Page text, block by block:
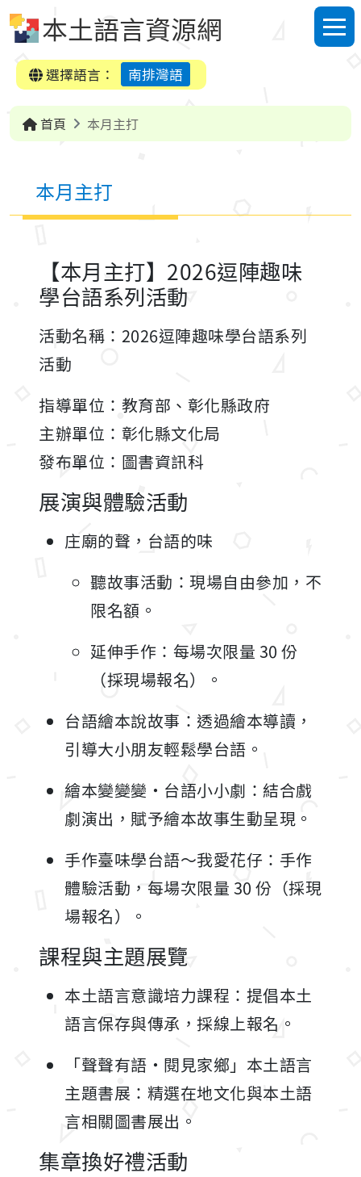
本土語言資源網
選單
選擇語言：
南排灣語
首頁 本月主打
本月主打
【本月主打】2026逗陣趣味
學台語系列活動
活動名稱：2026逗陣趣味學台語系列
活動
指導單位：教育部、彰化縣政府
主辦單位：彰化縣文化局
發布單位：圖書資訊科
展演與體驗活動
庄廟的聲，台語的味
聽故事活動：現場自由參加，不
限名額。
延伸手作：每場次限量 30 份
（採現場報名）。
台語繪本說故事：透過繪本導讀，
引導大小朋友輕鬆學台語。
繪本變變變・台語小小劇：結合戲
劇演出，賦予繪本故事生動呈現。
手作臺味學台語～我愛花仔：手作
體驗活動，每場次限量 30 份（採現
場報名）。
課程與主題展覽
本土語言意識培力課程：提倡本土
語言保存與傳承，採線上報名。
「聲聲有語・閱見家鄉」本土語言
主題書展：精選在地文化與本土語
言相關圖書展出。
集章換好禮活動